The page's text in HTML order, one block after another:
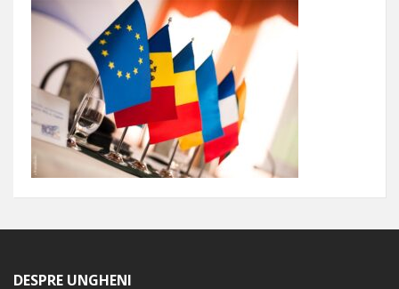
DESPRE UNGHENI